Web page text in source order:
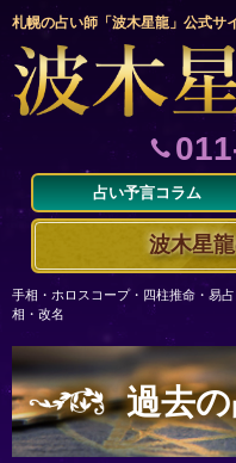
札幌の占い師「波木星龍」公式サ
占い予言コラム
波木星
手相・ホロスコープ・四柱推命・易
相・改名
過去